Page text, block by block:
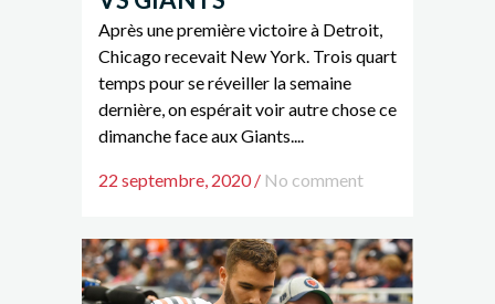
Après une première victoire à Detroit,
Chicago recevait New York. Trois quart
temps pour se réveiller la semaine
dernière, on espérait voir autre chose ce
dimanche face aux Giants....
22 septembre, 2020/ No comment